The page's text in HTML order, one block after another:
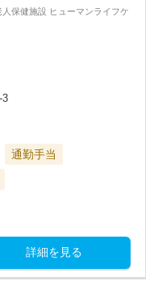
保健施設 ヒューマンライフケ
3
通勤手当
詳細を見る